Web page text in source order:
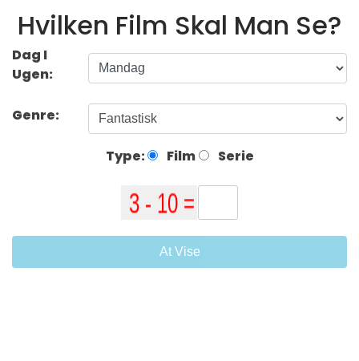
Hvilken Film Skal Man Se?
Dag I
Ugen:
Genre:
Type: Film Serie
At Vise